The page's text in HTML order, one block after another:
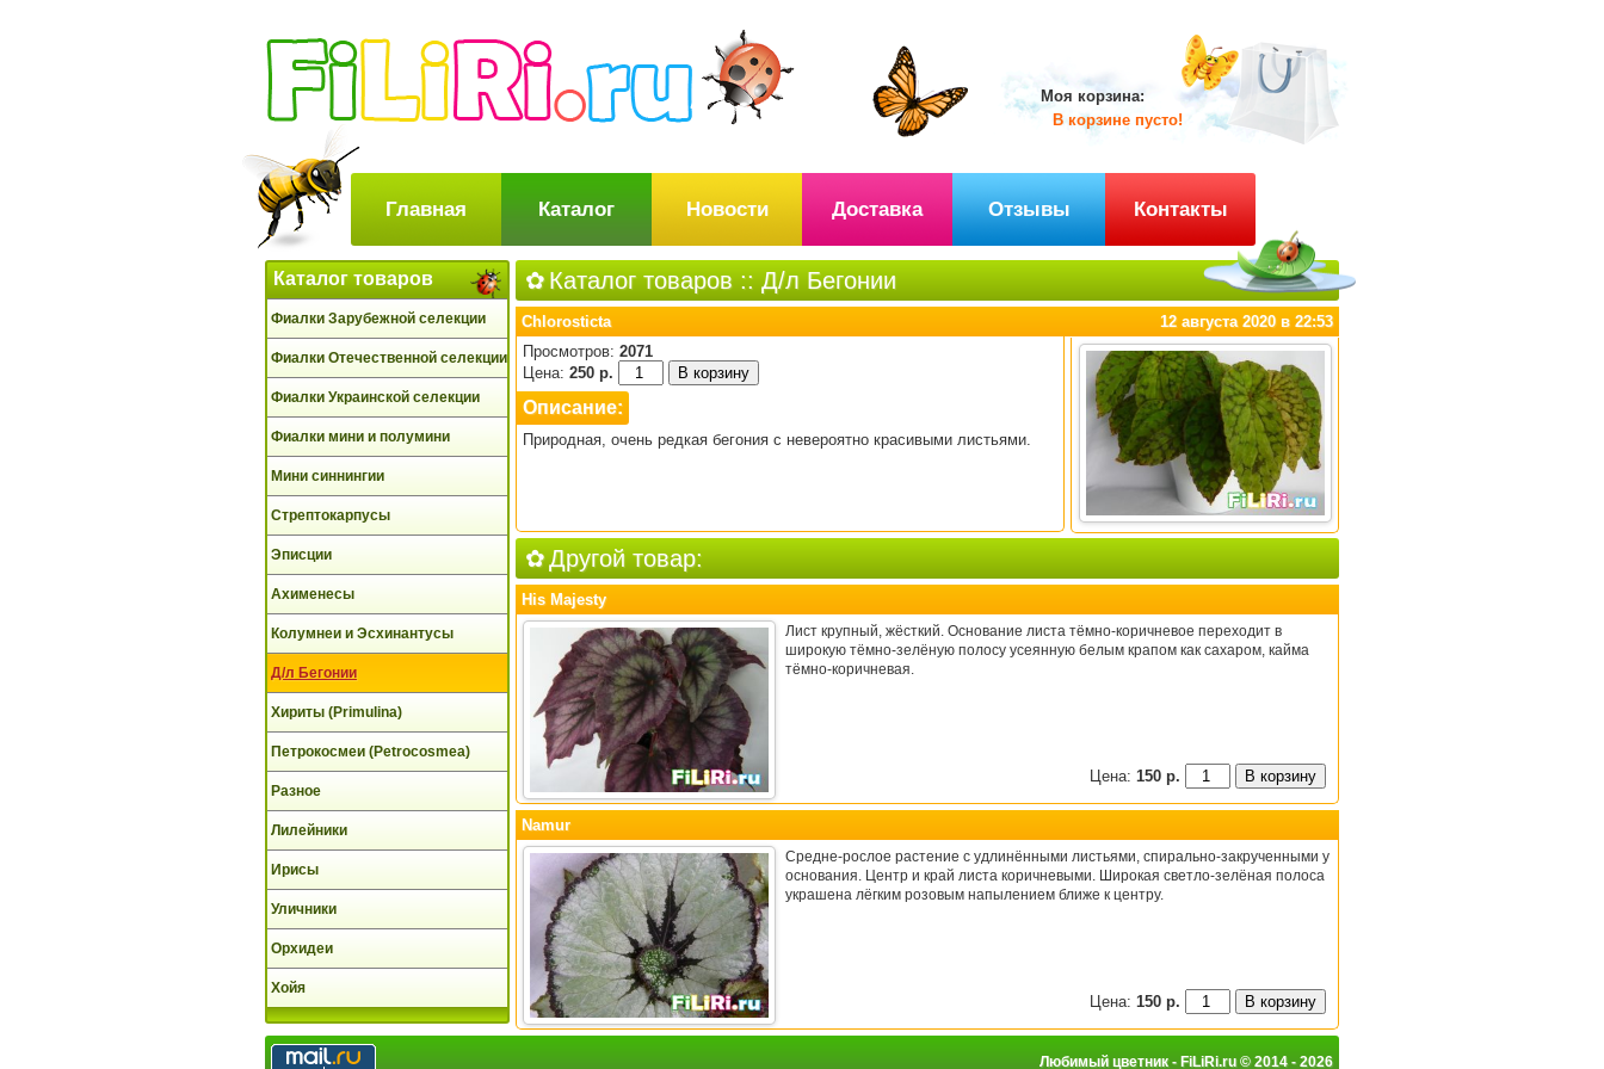
Моя корзина:
В корзине пусто!
Главная Каталог Новости Доставка Отзывы Контакты
Каталог товаров
Фиалки Зарубежной селекции
Фиалки Отечественной селекции
Фиалки Украинской селекции
Фиалки мини и полумини
Мини синнингии
Стрептокарпусы
Эписции
Ахименесы
Колумнеи и Эсхинантусы
Д/л Бегонии
Хириты (Primulina)
Петрокосмеи (Petrocosmea)
Разное
Лилейники
Ирисы
Уличники
Орхидеи
Хойя
Каталог товаров :: Д/л Бегонии
Chlorosticta
12 августа 2020 в 22:53
Просмотров: 2071
Цена: 250 р.
Описание:
Природная, очень редкая бегония с невероятно красивыми листьями.
Другой товар:
His Majesty
Лист крупный, жёсткий. Основание листа тёмно-коричневое переходит в
широкую тёмно-зелёную полосу усеянную белым крапом как сахаром, кайма
тёмно-коричневая.
Цена: 150 р.
Namur
Средне-рослое растение с удлинёнными листьями, спирально-закрученными у
основания. Центр и край листа коричневыми. Широкая светло-зелёная полоса
украшена лёгким розовым напылением ближе к центру.
Цена: 150 р.
Любимый цветник - FiLiRi.ru © 2014 - 2026